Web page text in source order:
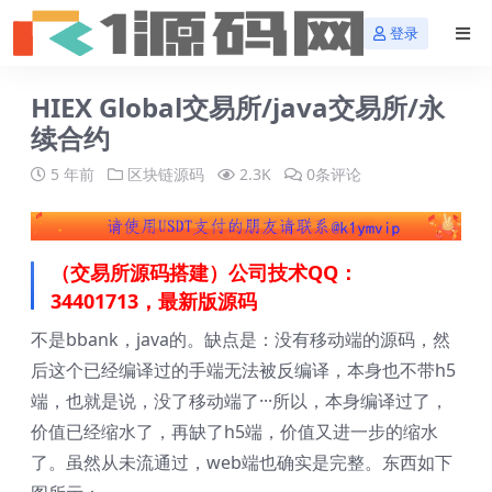
登录
HIEX Global交易所/java交易所/永
续合约
5 年前 区块链源码 2.3K 0条评论
（交易所源码搭建）公司技术QQ：
34401713，最新版源码
不是bbank，java的。缺点是：没有移动端的源码，然
后这个已经编译过的手端无法被反编译，本身也不带h5
端，也就是说，没了移动端了···所以，本身编译过了，
价值已经缩水了，再缺了h5端，价值又进一步的缩水
了。虽然从未流通过，web端也确实是完整。东西如下